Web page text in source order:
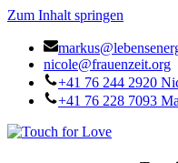
Zum Inhalt springen
nicole@frauenzeit.org
+41 76 244 2920
+41 76 228 7093